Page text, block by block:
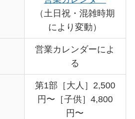
（土日祝・混雑時期
により変動）
営業カレンダーによ
る
第1部［大人］2,500
円〜［子供］4,800
円〜